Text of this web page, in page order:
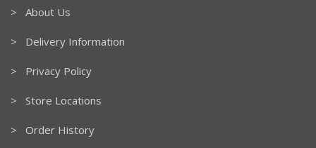
> About Us
> Delivery Information
> Privacy Policy
> Store Locations
> Order History